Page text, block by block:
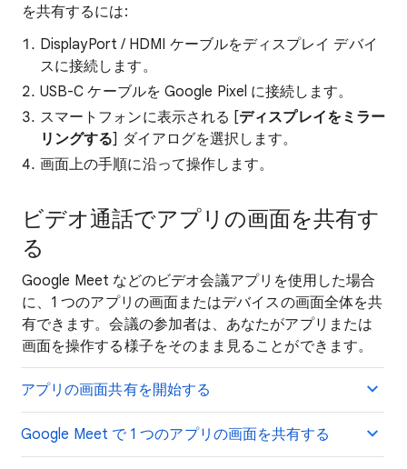
を共有するには:
DisplayPort / HDMI ケーブルをディスプレイ デバイ
スに接続します。
USB-C ケーブルを Google Pixel に接続します。
スマートフォンに表示される [ディスプレイをミラー
リングする] ダイアログを選択します。
画面上の手順に沿って操作します。
ビデオ通話でアプリの画面を共有す
る
Google Meet などのビデオ会議アプリを使用した場合
に、1 つのアプリの画面またはデバイスの画面全体を共
有できます。会議の参加者は、あなたがアプリまたは
画面を操作する様子をそのまま見ることができます。
アプリの画面共有を開始する
Google Meet で 1 つのアプリの画面を共有する